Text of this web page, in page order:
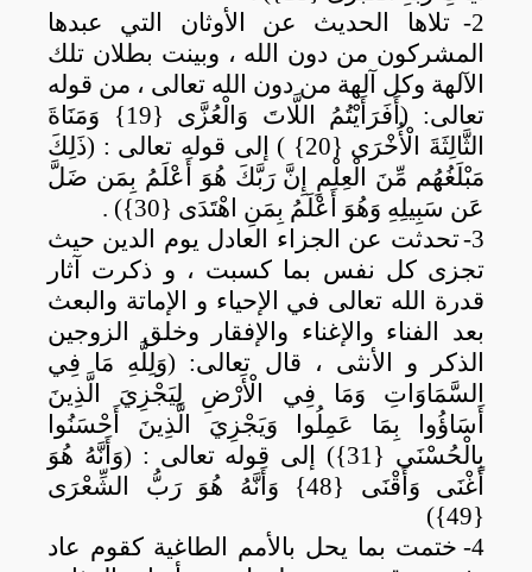
2-
تلاها الحديث عن الأوثان التي عبدها
المشركون من دون الله ، وبينت بطلان تلك
الآلهة وكل آلهة من دون الله تعالى ، من قوله
تعالى:
(أَفَرَأَيْتُمُ اللَّاتَ وَالْعُزَّى {19} وَمَنَاةَ
الثَّالِثَةَ الْأُخْرَى {20} )
إلى قوله تعالى : (ذَلِكَ
مَبْلَغُهُم مِّنَ الْعِلْمِ إِنَّ رَبَّكَ هُوَ أَعْلَمُ بِمَن ضَلَّ
عَن سَبِيلِهِ وَهُوَ أَعْلَمُ بِمَنِ اهْتَدَى {30}) .
3- تحدثت عن الجزاء العادل يوم الدين حيث
تجزى كل نفس بما كسبت ، و ذكرت آثار
قدرة الله تعالى في الإحياء و الإماتة والبعث
بعد الفناء والإغناء والإفقار وخلق الزوجين
الذكر و الأنثى ، قال تعالى: (وَلِلَّهِ مَا فِي
السَّمَاوَاتِ وَمَا فِي الْأَرْضِ لِيَجْزِيَ الَّذِينَ
أَسَاؤُوا بِمَا عَمِلُوا وَيَجْزِيَ الَّذِينَ أَحْسَنُوا
بِالْحُسْنَى {31}) إلى قوله تعالى : (وَأَنَّهُ هُوَ
أَغْنَى وَأَقْنَى {48} وَأَنَّهُ هُوَ رَبُّ الشِّعْرَى
{49})
4- ختمت بما يحل بالأمم الطاغية كقوم عاد